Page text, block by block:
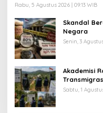
Rabu, 5 Agustus 2026 | 09:13 WIB
Skandal
Negara
Senin, 3
Akademisi
Sabtu, 1